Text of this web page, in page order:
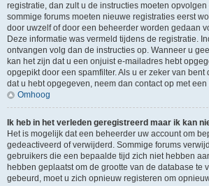
registratie, dan zult u de instructies moeten
sommige forums moeten nieuwe registraties eerst
door uwzelf of door een beheerder worden gedaan
Deze informatie was vermeld tijdens de registratie.
ontvangen volg dan de instructies op. Wanneer u
kan het zijn dat u een onjuist e-mailadres hebt
opgepikt door een spamfilter. Als u er zeker van
dat u hebt opgegeven, neem dan contact op met
Omhoog
Ik heb in het verleden geregistreerd maar ik kan
Het is mogelijk dat een beheerder uw account om
gedeactiveerd of verwijderd. Sommige forums
gebruikers die een bepaalde tijd zich niet hebben
hebben geplaatst om de grootte van de database te
gebeurd, moet u zich opnieuw registeren om